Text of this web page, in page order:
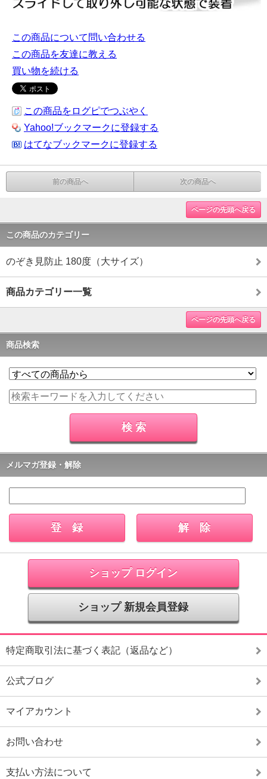
この商品について問い合わせる
この商品を友達に教える
買い物を続ける
この商品をログピでつぶやく
Yahoo!ブックマークに登録する
はてなブックマークに登録する
前の商品へ 次の商品へ
ページの先頭へ戻る
この商品のカテゴリー
のぞき見防止 180度（大サイズ）
商品カテゴリー一覧
ページの先頭へ戻る
商品検索
メルマガ登録・解除
ショップ ログイン
ショップ 新規会員登録
特定商取引法に基づく表記（返品など）
公式ブログ
マイアカウント
お問い合わせ
支払い方法について